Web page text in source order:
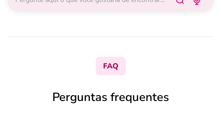
FAQ
Perguntas frequentes